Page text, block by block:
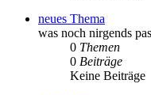
neues Thema
was noch nirgends
0 Themen
0 Beiträge
Keine Beiträge